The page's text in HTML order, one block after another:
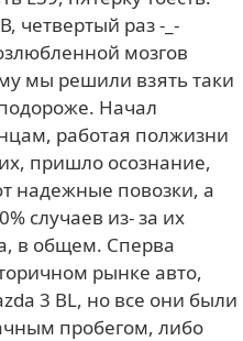
четвертый раз -_-
мозгов
мы решили взять таки
Начал
работая полжизни
пришло осознание,
надежные повозки, а
случаев из- за их
в общем. Сперва
рынке авто,
3 BL, но все они были
пробегом, либо